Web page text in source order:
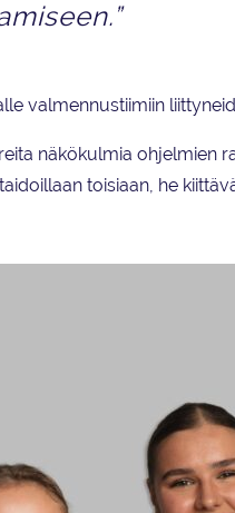
valmennustiimiin
näkökulmia ohjelmien
toisiaan, he